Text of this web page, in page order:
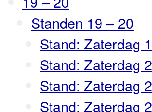
Standen 19 – 20
Stand: Zaterdag
Stand: Zaterdag
Stand: Zaterdag
Stand: Zaterdag